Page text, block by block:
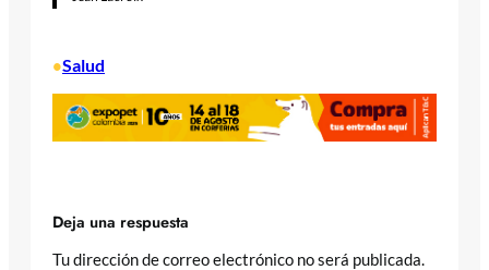
•Salud
Deja una respuesta
Tu dirección de correo electrónico no será publicada.